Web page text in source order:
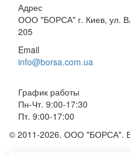
Адрес
ООО "БОРСА" г. Киев, ул.
205
Email
info@borsa.com.ua
График работы
Пн-Чт. 9:00-17:30
Пт. 9:00-17:00
© 2011-2026. ООО "БОРСА".